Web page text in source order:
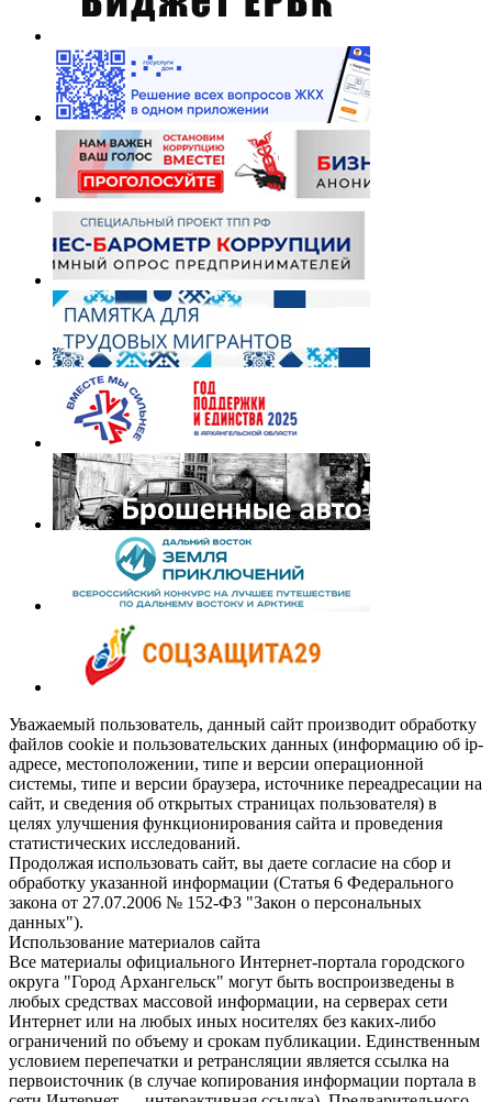
Уважаемый пользователь, данный сайт производит обработку
файлов cookie и пользовательских данных (информацию об ip-
адресе, местоположении, типе и версии операционной
системы, типе и версии браузера, источнике переадресации на
сайт, и сведения об открытых страницах пользователя) в
целях улучшения функционирования сайта и проведения
статистических исследований.
Продолжая использовать сайт, вы даете согласие на сбор и
обработку указанной информации (Статья 6 Федерального
закона от 27.07.2006 № 152-ФЗ "Закон о персональных
данных").
Использование материалов сайта
Все материалы официального Интернет-портала городского
округа "Город Архангельск" могут быть воспроизведены в
любых средствах массовой информации, на серверах сети
Интернет или на любых иных носителях без каких-либо
ограничений по объему и срокам публикации. Единственным
условием перепечатки и ретрансляции является ссылка на
первоисточник (в случае копирования информации портала в